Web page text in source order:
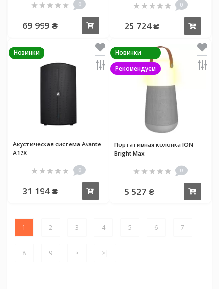
0
69 999 ₴
0
25 724 ₴
Новинки
Акустическая система Avante
A12X
0
31 194 ₴
Новинки
Рекомендуем
Портативная колонка ION
Bright Max
0
5 527 ₴
1 2 3 4 5 6 7
8 9 > >|